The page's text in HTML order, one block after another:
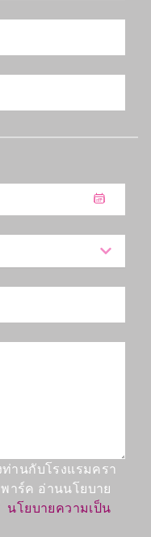
านกับโรงแรมครา
าร์ค อ่านนโยบาย
นโยบายความเป็น